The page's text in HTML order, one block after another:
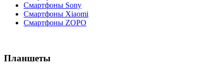
Смартфоны Sony
Смартфоны Xiaomi
Смартфоны ZOPO
Планшеты